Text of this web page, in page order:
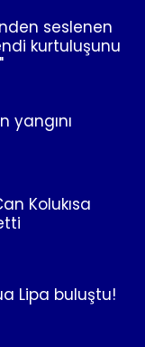
seslenen
kurtuluşunu
yangını
Kolukısa
Lipa buluştu!